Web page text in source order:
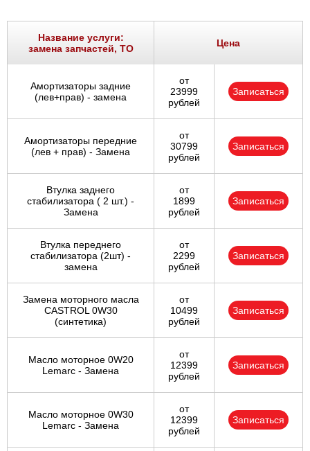
Название услуги:
замена запчастей, ТО
Цена
Амортизаторы задние
(лев+прав) - замена
от
23999
рублей
Записаться
Амортизаторы передние
(лев + прав) - Замена
от
30799
рублей
Записаться
Втулка заднего
стабилизатора ( 2 шт.) -
Замена
от
1899
рублей
Записаться
Втулка переднего
стабилизатора (2шт) -
замена
от
2299
рублей
Записаться
Замена моторного масла
CASTROL 0W30
(синтетика)
от
10499
рублей
Записаться
Масло моторное 0W20
Lemarc - Замена
от
12399
рублей
Записаться
Масло моторное 0W30
Lemarc - Замена
от
12399
рублей
Записаться